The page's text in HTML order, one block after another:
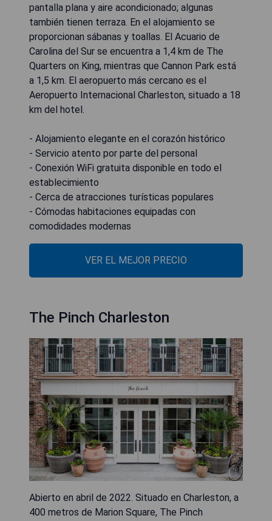
pantalla plana y aire acondicionado; algunas
también tienen terraza. En el alojamiento se
proporcionan sábanas y toallas. El Acuario de
Carolina del Sur se encuentra a 1,4 km de The
Quarters on King, mientras que Cannon Park está
a 1,5 km. El aeropuerto más cercano es el
Aeropuerto Internacional Charleston, situado a 18
km del hotel.
- Alojamiento elegante en el corazón histórico
- Servicio atento por parte del personal
- Conexión WiFi gratuita disponible en todo el
establecimiento
- Cerca de atracciones turísticas populares
- Cómodas habitaciones equipadas con
comodidades modernas
VER EL MEJOR PRECIO
The Pinch Charleston
Abierto en abril de 2022. Situado en Charleston, a
400 metros de Marion Square, The Pinch